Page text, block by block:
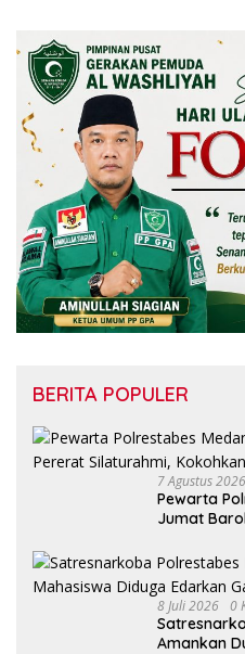
BERITA POPULER
7 Agustus 2026
Pewarta
Jumat
8 Juli 2026 0
Amankan